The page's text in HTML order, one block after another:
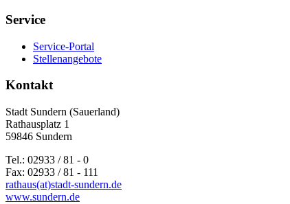
Service
Service-Portal
Stellenangebote
Kontakt
Stadt Sundern (Sauerland)
Rathausplatz 1
59846 Sundern
Tel.: 02933 / 81 - 0
Fax: 02933 / 81 - 111
rathaus(at)stadt-sundern.de
www.sundern.de